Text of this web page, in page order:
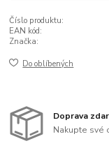
Číslo produktu:
EAN kód:
Značka:
Do oblíbených
Doprava
Nakupte své